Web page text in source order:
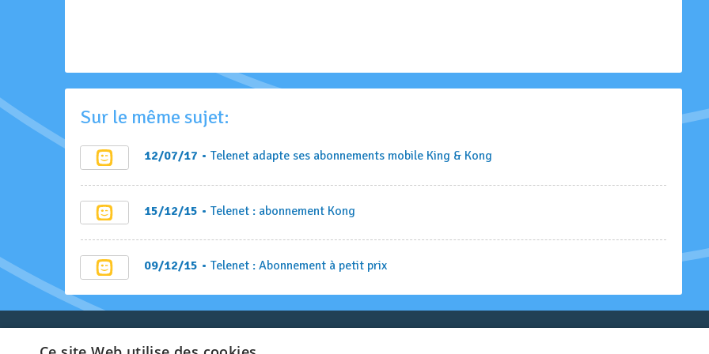
Sur le même sujet:
12/07/17 • Telenet adapte ses abonnements mobile King & Kong
15/12/15 • Telenet : abonnement Kong
09/12/15 • Telenet : Abonnement à petit prix